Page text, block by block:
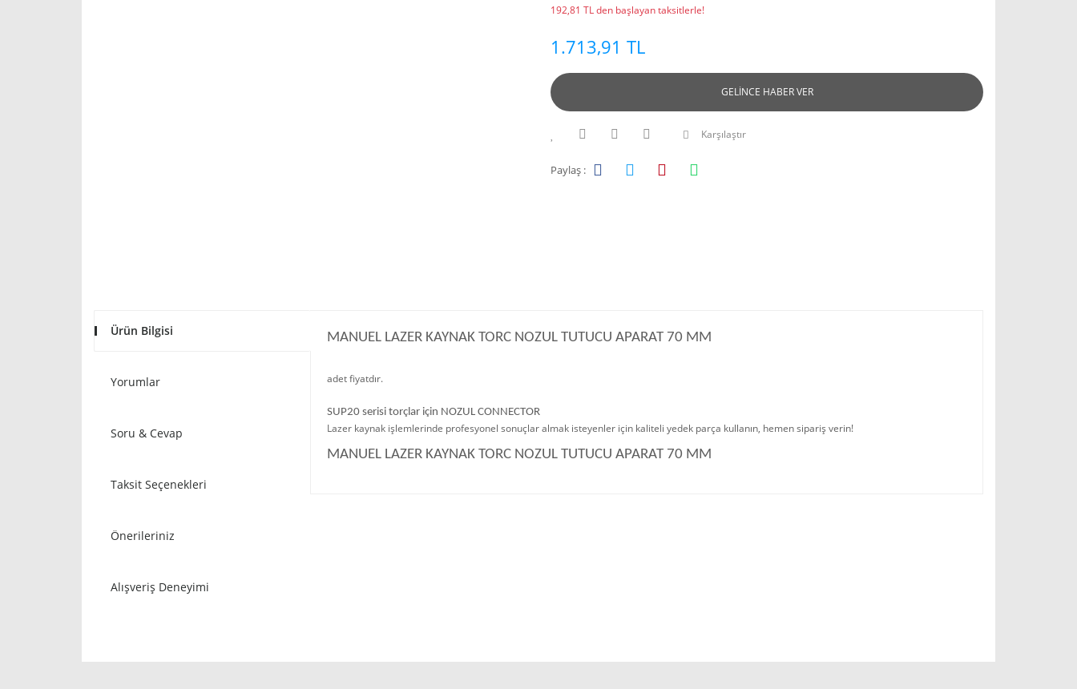
192,81 TL den başlayan taksitlerle!
1.713,91 TL
GELİNCE HABER VER
Karşılaştır
Paylaş :
Ürün Bilgisi
Yorumlar
Soru & Cevap
Taksit Seçenekleri
Önerileriniz
Alışveriş Deneyimi
MANUEL LAZER KAYNAK TORC NOZUL TUTUCU APARAT 70 MM
adet fiyatdır.
SUP20 serisi torçlar için NOZUL CONNECTOR
Lazer kaynak işlemlerinde profesyonel sonuçlar almak isteyenler için kaliteli yedek parça kullanın, hemen sipariş verin!
MANUEL LAZER KAYNAK TORC NOZUL TUTUCU APARAT 70 MM